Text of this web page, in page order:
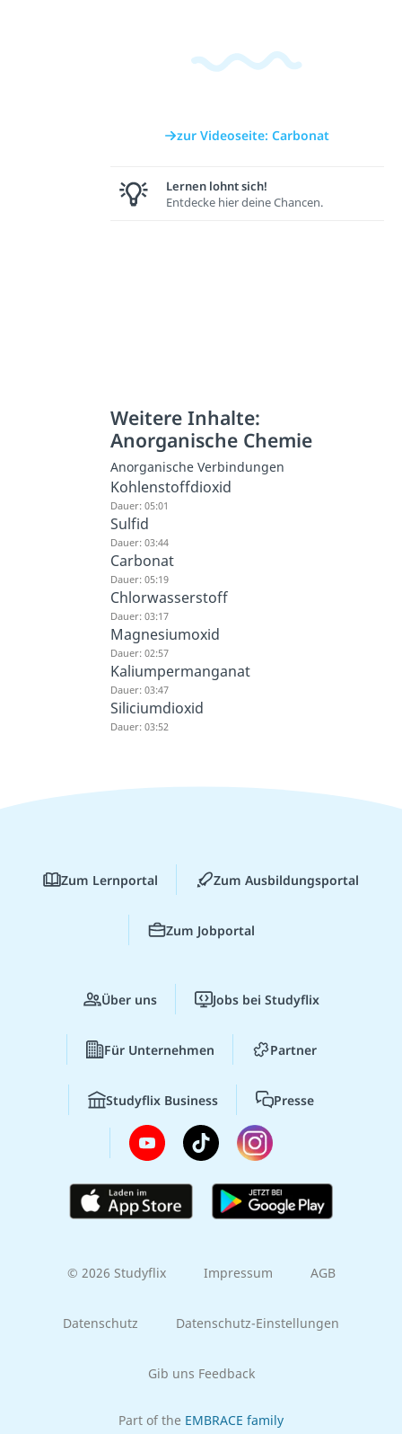
zur Videoseite: Carbonat
Lernen lohnt sich!
Entdecke hier deine Chancen.
Weitere Inhalte:
Anorganische Chemie
Anorganische Verbindungen
Kohlenstoffdioxid
Dauer: 05:01
Sulfid
Dauer: 03:44
Carbonat
Dauer: 05:19
Chlorwasserstoff
Dauer: 03:17
Magnesiumoxid
Dauer: 02:57
Kaliumpermanganat
Dauer: 03:47
Siliciumdioxid
Dauer: 03:52
Zum Lernportal Zum Ausbildungsportal
Zum Jobportal
Über uns Jobs bei Studyflix
Für Unternehmen Partner
Studyflix Business Presse
© 2026 Studyflix Impressum AGB
Datenschutz Datenschutz-Einstellungen
Gib uns Feedback
Part of the EMBRACE family